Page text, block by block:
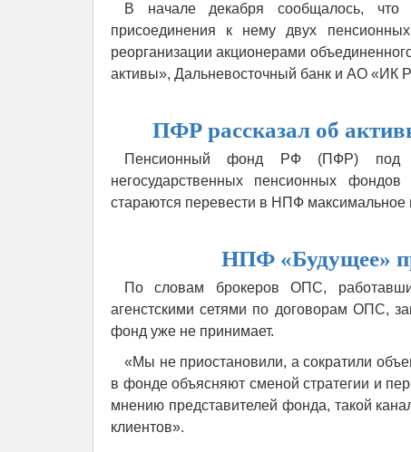
В начале декабря сообщалось,
присоединения к нему двух
реорганизации акционерами
активы», Дальневосточный банк и АО «ИК
ПФР рассказал об
Пенсионный фонд РФ (ПФР) под
негосударственных пенсионных
стараются перевести в НПФ максимальное
НПФ «Будущее»
По словам брокеров ОПС,
агенстскими сетями по договорам ОПС,
фонд уже не принимает.
«Мы не приостановили, а сократили
в фонде объясняют сменой стратегии и
мнению представителей фонда, такой
клиентов».